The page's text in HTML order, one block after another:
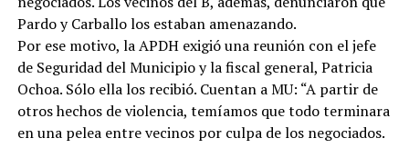
Pardo y Carballo los estaban amenazando.
Por ese motivo, la APDH exigió una reunión con el jefe
de Seguridad del Municipio y la fiscal general, Patricia
Ochoa. Sólo ella los recibió. Cuentan a MU: “A partir de
otros hechos de violencia, temíamos que todo terminara
en una pelea entre vecinos por culpa de los negociados.